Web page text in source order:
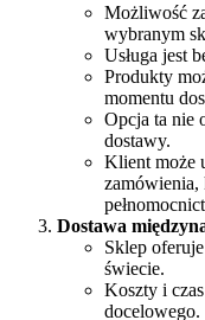
Możliwość
wybranym
Usługa jest
Produkty
momentu
Opcja ta nie
dostawy.
Klient może
zamówienia,
Dostawa
Sklep
świecie.
Koszty i
docelowego.